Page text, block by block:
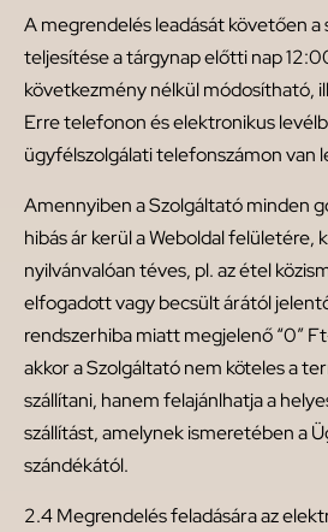
A megrendelés leadását követően a
teljesítése a tárgynap előtti nap
következmény nélkül módosítható,
Erre telefonon és elektronikus
ügyfélszolgálati telefonszámon van
Amennyiben a Szolgáltató minden
hibás ár kerül a Weboldal
nyilvánvalóan téves, pl. az étel
elfogadott vagy becsült árától
rendszerhiba miatt megjelenő “0”
akkor a Szolgáltató nem köteles a
szállítani, hanem felajánlhatja a
szállítást, amelynek ismeretében a
szándékától.
2.4 Megrendelés feladására az